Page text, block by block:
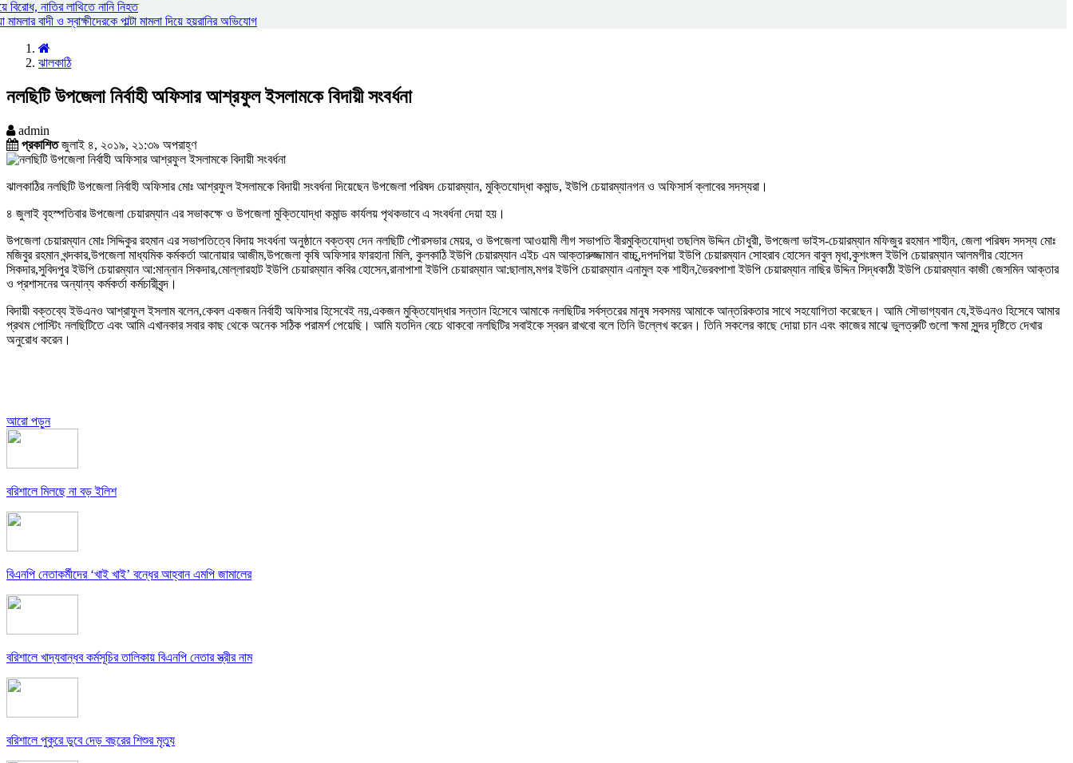
বিরোধ, নাতির লাথিতে নানি নিহত
বাদী ও স্বাক্ষীদেরকে পাল্টা মামলা দিয়ে হয়রানির অভিযোগ
ঝালকাঠি
নলছিটি উপজেলা নির্বাহী অফিসার আশ্রফুল ইসলামকে বিদায়ী সংবর্ধনা
admin
প্রকাশিতজুলাই ৪, ২০১৯, ২১:৩৯ অপরাহ্ণ
ঝালকাঠির নলছিটি উপজেলা নির্বাহী অফিসার মোঃ আশ্রফুল ইসলামকে বিদায়ী সংবর্ধনা দিয়েছেন উপজেলা পরিষদ চেয়ারম্যান, মুক্তিযোদ্ধা কমান্ড, ইউপি চেয়ারম্যানগন ও অফিসার্স ক্লাবের সদস্যরা।
৪ জুলাই বৃহস্পতিবার উপজেলা চেয়ারম্যান এর সভাকক্ষে ও উপজেলা মুক্তিযোদ্ধা কমান্ড কার্যলয় পৃথকভাবে এ সংবর্ধনা দেয়া হয়।
উপজেলা চেয়ারম্যান মোঃ সিদ্দিকুর রহমান এর সভাপতিত্বে বিদায় সংবর্ধনা অনুষ্ঠানে বক্তব্য দেন নলছিটি পৌরসভার মেয়র, ও উপজেলা আওয়ামী লীগ সভাপতি বীরমুক্তিযোদ্ধা তছলিম উদ্দিন চৌধুরী, উপজেলা ভাইস-চেয়ারম্যান মফিজুর রহমান শাহীন, জেলা পরিষদ সদস্য মোঃ
মজিবুর রহমান খন্দকার,উপজেলা মাধ্যমিক কর্মকর্তা আনোয়ার আজীম,উপজেলা কৃষি অফিসার ফারহানা মিলি, কুলকাঠি ইউপি চেয়ারম্যান এইচ এম আক্তারুজ্জামান বাচ্চু,দপদপিয়া ইউপি চেয়ারম্যান সোহরাব হোসেন বাবুল মৃধা,কুশংঙ্গল ইউপি চেয়ারম্যান আলমগীর হোসেন
সিকদার,সুবিদপুর ইউপি চেয়ারম্যান আ:মান্নান সিকদার,মোল্লারহাট ইউপি চেয়ারম্যান কবির হোসেন,রানাপাশা ইউপি চেয়ারম্যান আ:ছালাম,মগর ইউপি চেয়ারম্যান এনামুল হক শাহীন,ভৈরবপাশা ইউপি চেয়ারম্যান নাছির উদ্দিন সিদ্ধকাঠী ইউপি চেয়ারম্যান কাজী জেসমিন আক্তার
ও প্রশাসনের অন্যান্য কর্মকর্তা কর্মচারীবৃন্দ।
বিদায়ী বক্তব্যে ইউএনও আশ্রাফুল ইসলাম বলেন,কেবল একজন নির্বাহী অফিসার হিসেবেই নয়,একজন মুক্তিযোদ্ধার সন্তান হিসেবে আমাকে নলছিটির সর্বস্তরের মানুষ সবসময় আমাকে আন্তরিকতার সাথে সহযোগিতা করেছেন। আমি সৌভাগ্যবান যে,ইউএনও হিসেবে আমার
প্রথম পোস্টিং নলছিটিতে এবং আমি এখানকার সবার কাছ থেকে অনেক সঠিক পরামর্শ পেয়েছি। আমি যতদিন বেচে থাকবো নলছিটির সবাইকে স্বরন রাখবো বলে তিনি উল্লেখ করেন। তিনি সকলের কাছে দোয়া চান এবং কাজের মাঝে ভুলত্রুটি গুলো ক্ষমা সুন্দর দৃষ্টিতে দেখার
অনুরোধ করেন।
আরো পড়ুন
বরিশালে মিলছে না বড় ইলিশ
বিএনপি নেতাকর্মীদের ‘খাই খাই’ বন্ধের আহ্বান এমপি জামালের
বরিশালে খাদ্যবান্ধব কর্মসূচির তালিকায় বিএনপি নেতার স্ত্রীর নাম
বরিশালে পুকুরে ডুবে দেড় বছরের শিশুর মৃত্যু